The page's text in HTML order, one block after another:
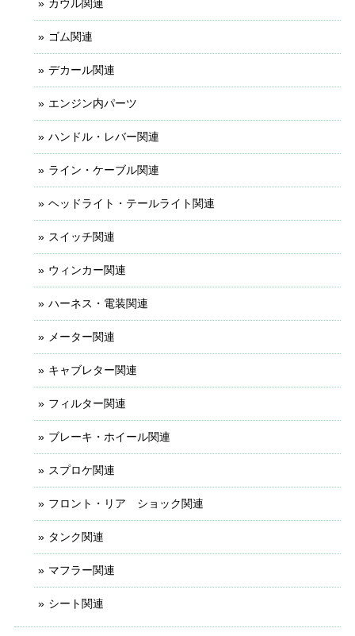
カウル関連
ゴム関連
デカール関連
エンジン内パーツ
ハンドル・レバー関連
ライン・ケーブル関連
ヘッドライト・テールライト関連
スイッチ関連
ウィンカー関連
ハーネス・電装関連
メーター関連
キャブレター関連
フィルター関連
ブレーキ・ホイール関連
スプロケ関連
フロント・リア ショック関連
タンク関連
マフラー関連
シート関連